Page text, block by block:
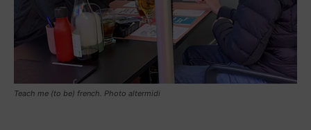
Teach me (to be) french. Photo altermidi